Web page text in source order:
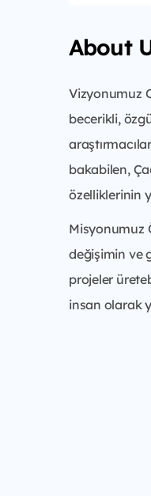
About
Vizyonumuz
becerikli,
bakabilen,
özelliklerinin
Misyonumuz
değişimin ve
projeler
insan olarak